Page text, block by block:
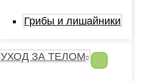
Грибы и лишайники
УХОД ЗА ТЕЛОМ